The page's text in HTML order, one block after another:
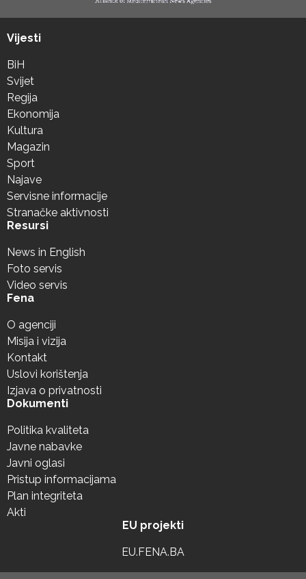
Vijesti
BiH
Svijet
Regija
Ekonomija
Kultura
Magazin
Sport
Najave
Servisne informacije
Stranačke aktivnosti
Resursi
News in English
Foto servis
Video servis
Fena
O agenciji
Misija i vizija
Kontakt
Uslovi korištenja
Izjava o privatnosti
Dokumenti
Politika kvaliteta
Javne nabavke
Javni oglasi
Pristup informacijama
Plan integriteta
Akti
EU projekti
EU.FENA.BA